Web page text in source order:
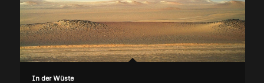
In der Wüste